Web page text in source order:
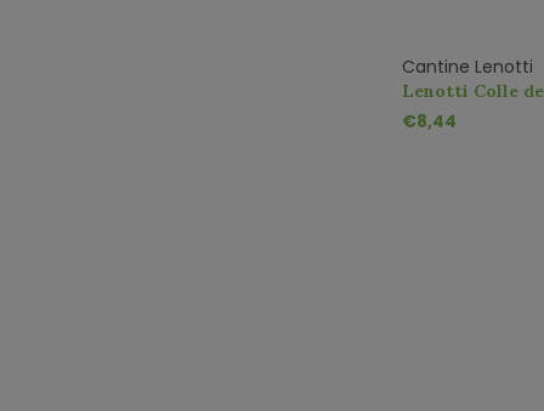
Cantine Lenotti
Lenotti Colle
€8,44